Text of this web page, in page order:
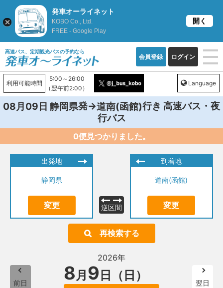
高速バス、定期観光バスの予約なら
会員登録 ログイン
利用可能時間
5:00～26:00
（翌午前2:00）
Language
08月09日 静岡県発→道南(函館)行き 高速バス・夜
行バス
0便見つかりました。
出発地
静岡県
変更 逆区間
到着地
道南(函館)
変更
再検索する
前日
2026年
8月 9 日（日） 翌日
発車オーライネット
KOBO Co., Ltd.
FREE - Google Play
開く